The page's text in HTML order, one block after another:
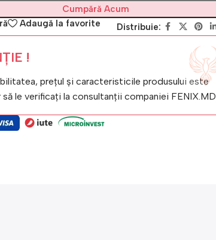
Cumpără Acum
Adaugă la favorite Distribuie:
!
prețul și caracteristicile produsului este
să le verificați la consultanții companiei FENIX.MD